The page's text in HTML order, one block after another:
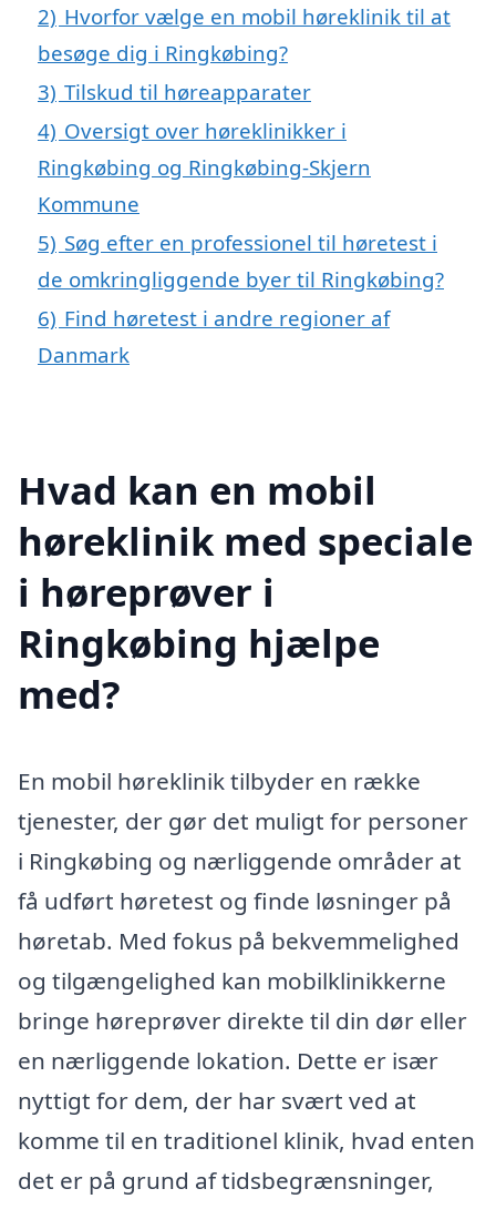
2) Hvorfor vælge en mobil høreklinik til at
besøge dig i Ringkøbing?
3) Tilskud til høreapparater
4) Oversigt over høreklinikker i
Ringkøbing og Ringkøbing-Skjern
Kommune
5) Søg efter en professionel til høretest i
de omkringliggende byer til Ringkøbing?
6) Find høretest i andre regioner af
Danmark
Hvad kan en mobil
høreklinik med speciale
i høreprøver i
Ringkøbing hjælpe
med?
En mobil høreklinik tilbyder en række
tjenester, der gør det muligt for personer
i Ringkøbing og nærliggende områder at
få udført høretest og finde løsninger på
høretab. Med fokus på bekvemmelighed
og tilgængelighed kan mobilklinikkerne
bringe høreprøver direkte til din dør eller
en nærliggende lokation. Dette er især
nyttigt for dem, der har svært ved at
komme til en traditionel klinik, hvad enten
det er på grund af tidsbegrænsninger,